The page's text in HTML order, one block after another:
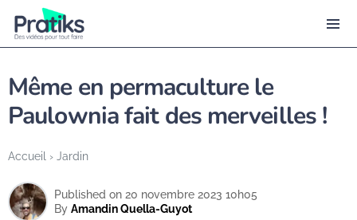
Accueil › Jardin
Même en permaculture le
Paulownia fait des merveilles !
By Amandin Quella-Guyot
Published on 20 novembre 2023 10h05